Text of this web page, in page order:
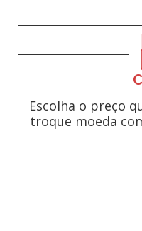
Escolha o preço
troque moeda